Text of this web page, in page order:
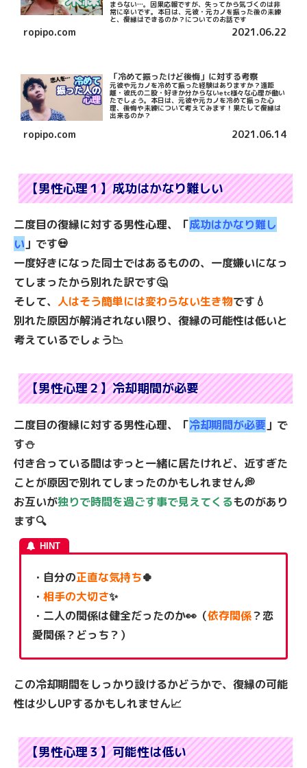
まらない…。因果応報ですが、失ってから気づくのは非
常に辛いです。本日は、元彼・元カノを振った後の未練
と、復縁はできるのか？についてのお話です
ropipo.com 2021.06.22
「冷めて振ったけど後悔」に対する考察
元彼や元カノを冷めて振った経験はありますか？遠距
離・彼氏の二股・好きか分からないetc様々な心理が働い
たでしょう。本日は、元彼や元カノを冷めて振った心
理、後悔や未練について考えてみます！果たして復縁は
出来るのか？
ropipo.com 2021.06.14
【男性心理１】成功はかなり難しい
二度目の復縁に対する男性心理、「成功はかなり難し
い」です💀
一度好きになった同士ではあるものの、一度嫌いになっ
てしまったから別れた訳です🤔
そして、 人はそう簡単には変わらない生き物です💧
別れた原因が解消されない限り、復縁の可能性は低いと
考えているでしょう📉
【男性心理２】冷却期間が必要
二度目の復縁に対する男性心理、「冷却期間が必要 」で
す⛄
付き合っている間はずっと一緒に居たけれど、近すぎた
ことが原因で別れてしまったのかもしれません💭
お互いが独りで時間を過ごす事で見えてくるものがあり
ます🔍
・自分の正直な気持ち🍀
・相手の大切さ✨
・二人の関係は健全だったのか👀（依存関係？恋
愛関係？どっち？）
この冷却期間をしっかり設けるかどうかで、復縁の可能
性は少しUPするかもしれません📈
【男性心理３】可能性は低い